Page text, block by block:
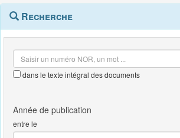
Navigation
outils
Menu
contextuel
Recherche
dans le texte intégral des documents
entre le